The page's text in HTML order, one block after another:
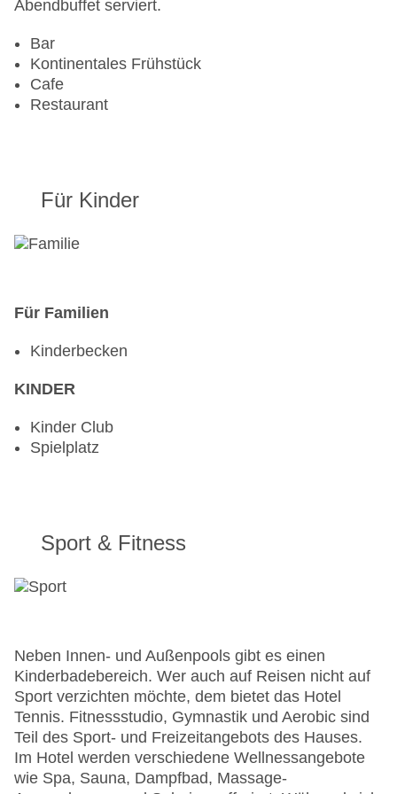
Abendbuffet serviert.
Bar
Kontinentales Frühstück
Cafe
Restaurant
Für Kinder
Für Familien
Kinderbecken
KINDER
Kinder Club
Spielplatz
Sport & Fitness
Neben Innen- und Außenpools gibt es einen
Kinderbadebereich. Wer auch auf Reisen nicht auf
Sport verzichten möchte, dem bietet das Hotel
Tennis. Fitnessstudio, Gymnastik und Aerobic sind
Teil des Sport- und Freizeitangebots des Hauses.
Im Hotel werden verschiedene Wellnessangebote
wie Spa, Sauna, Dampfbad, Massage-